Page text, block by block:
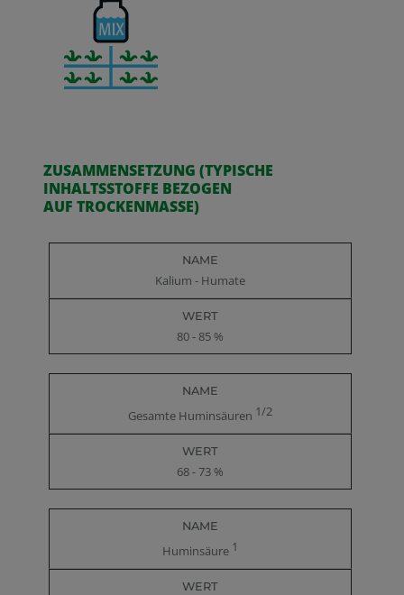
ZUSAMMENSETZUNG (TYPISCHE
INHALTSSTOFFE BEZOGEN
AUF TROCKENMASSE)
Kalium - Humate
80 - 85 %
Gesamte Huminsäuren 1/2
68 - 73 %
Huminsäure 1